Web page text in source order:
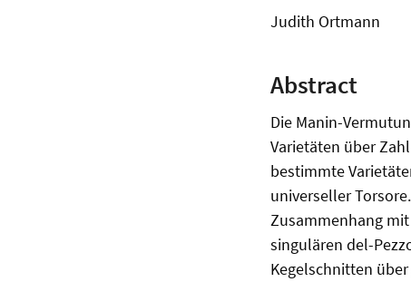
Judith Ortmann
Abstract
Die Manin-
Varietäten über
bestimmte
universeller
Zusammenhang
singulären del-
Kegelschnitten